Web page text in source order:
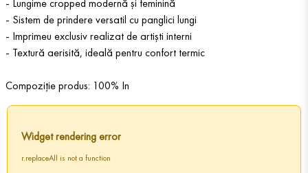
- Lungime cropped modernă și feminină
- Sistem de prindere versatil cu panglici lungi
- Imprimeu exclusiv realizat de artiști interni
- Textură aerisită, ideală pentru confort termic
Compoziție produs: 100% In
Widget rendering error
r.replaceAll is not a function